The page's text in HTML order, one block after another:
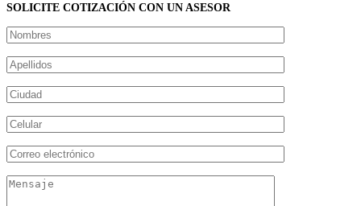
SOLICITE COTIZACIÓN CON UN ASESOR